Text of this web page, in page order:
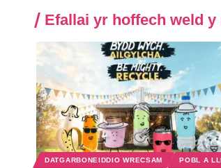
Efallai yr hoffech weld y
DATGARBONEIDDIO WRECSAM POBL A